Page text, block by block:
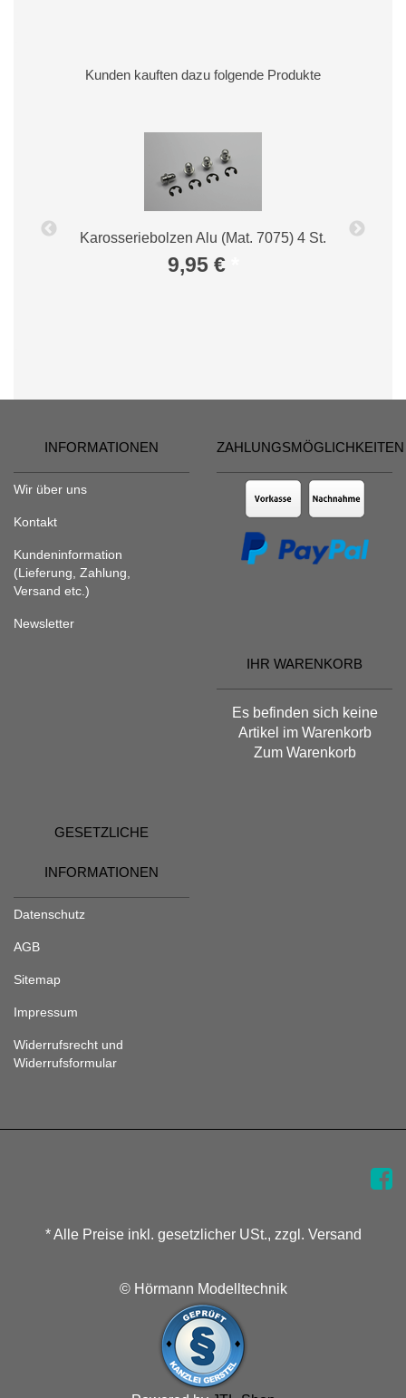
Kunden kauften dazu folgende Produkte
Karosseriebolzen Alu (Mat. 7075) 4 St.
9,95 €
INFORMATIONEN
Wir über uns
Kontakt
Kundeninformation
(Lieferung, Zahlung,
Versand etc.)
Newsletter
ZAHLUNGSMÖGLICHKEITEN
IHR WARENKORB
Es befinden sich keine
Artikel im Warenkorb
Zum Warenkorb
GESETZLICHE
INFORMATIONEN
Datenschutz
AGB
Sitemap
Impressum
Widerrufsrecht und
Widerrufsformular
* Alle Preise inkl. gesetzlicher USt., zzgl. Versand
© Hörmann Modelltechnik